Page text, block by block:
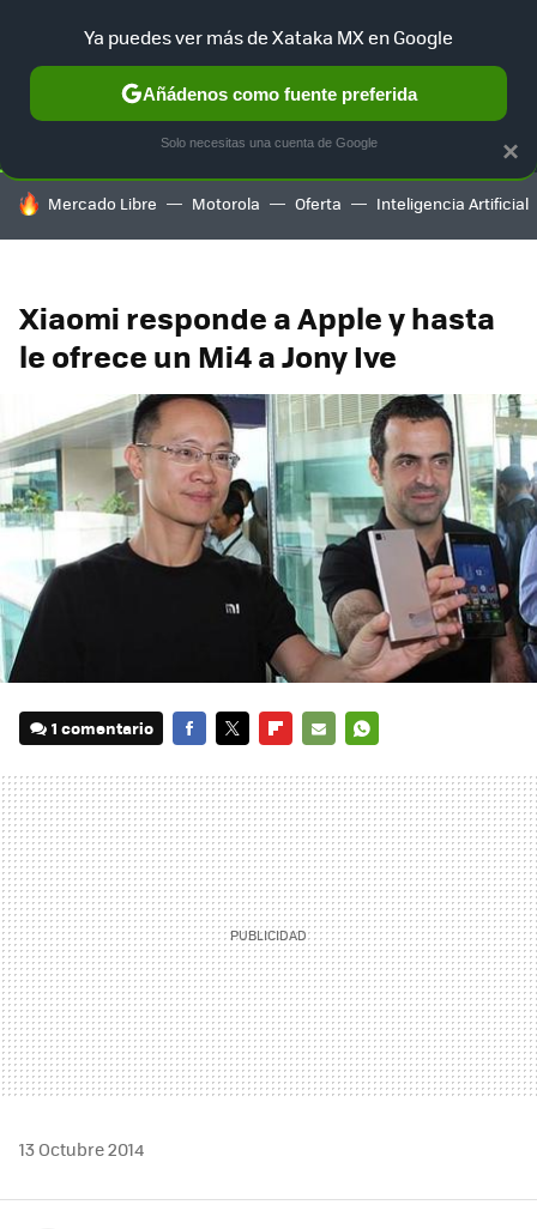
SELECCIÓN GAMING HOME AUTO TERRITORIO
HOY SE HABLA DE
Mercado Libre Motorola Oferta Inteligencia Artificial
Xiaomi responde a Apple y hasta
le ofrece un Mi4 a Jony Ive
1 comentario
MAIL
13 Octubre 2014
×
Ya puedes ver más de Xataka MX en Google
Añádenos como fuente preferida
Solo necesitas una cuenta de Google